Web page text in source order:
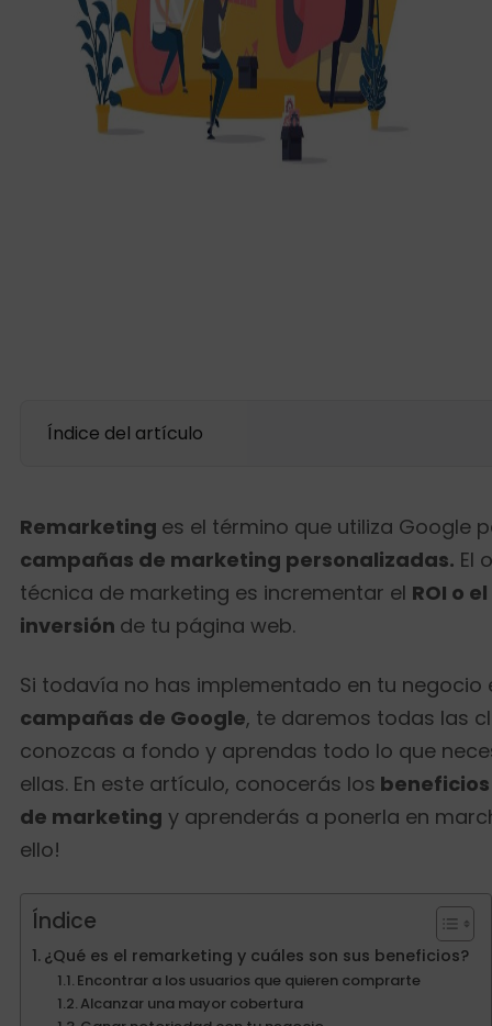
Índice del artículo
Remarketing es el término que utiliza Google
campañas de marketing personalizadas. El
técnica de marketing es incrementar el ROI o
inversión de tu página web.
Si todavía no has implementado en tu negocio
campañas de Google, te daremos todas las
conozcas a fondo y aprendas todo lo que
ellas. En este artículo, conocerás los
de marketing y aprenderás a ponerla en
ello!
Índice
¿Qué es el remarketing y cuáles son sus beneficios?
Encontrar a los usuarios que quieren comprarte
Alcanzar una mayor cobertura